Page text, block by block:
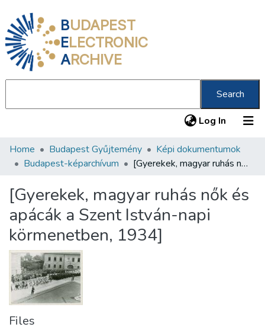
BUDAPEST
ELECTRONIC
ARCHIVE
Search
Log In (current)
Communities & Collections
Statistics
About us
Home Budapest Gyűjtemény
Képi dokumentumok
Budapest-képarchívum
[Gyerekek, magyar ruhás nők és apácák a Szent István-napi körmenetben, 1934]
[Gyerekek, magyar ruhás nők és
apácák a Szent István-napi
körmenetben, 1934]
Files